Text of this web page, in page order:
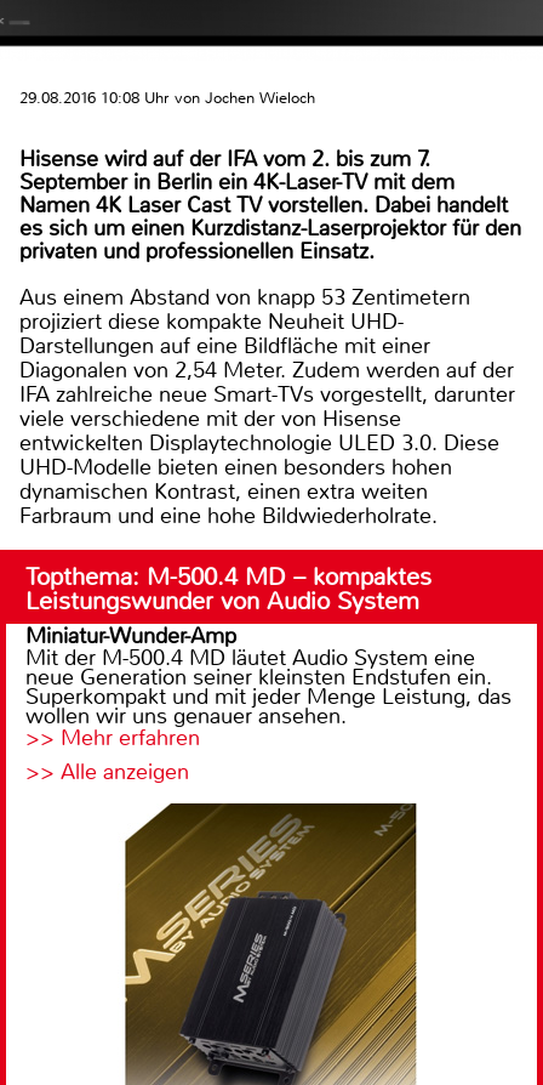
29.08.2016 10:08 Uhr von Jochen Wieloch
Hisense wird auf der IFA vom 2. bis zum 7.
September in Berlin ein 4K-Laser-TV mit dem
Namen 4K Laser Cast TV vorstellen. Dabei handelt
es sich um einen Kurzdistanz-Laserprojektor für den
privaten und professionellen Einsatz.
Aus einem Abstand von knapp 53 Zentimetern
projiziert diese kompakte Neuheit UHD-
Darstellungen auf eine Bildfläche mit einer
Diagonalen von 2,54 Meter. Zudem werden auf der
IFA zahlreiche neue Smart-TVs vorgestellt, darunter
viele verschiedene mit der von Hisense
entwickelten Displaytechnologie ULED 3.0. Diese
UHD-Modelle bieten einen besonders hohen
dynamischen Kontrast, einen extra weiten
Farbraum und eine hohe Bildwiederholrate.
Topthema: M-500.4 MD – kompaktes
Leistungswunder von Audio System
Miniatur-Wunder-Amp
Mit der M-500.4 MD läutet Audio System eine
neue Generation seiner kleinsten Endstufen ein.
Superkompakt und mit jeder Menge Leistung, das
wollen wir uns genauer ansehen.
>> Mehr erfahren
>> Alle anzeigen